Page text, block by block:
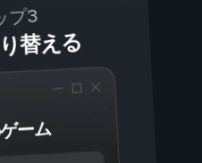
プ3
替える
ーム